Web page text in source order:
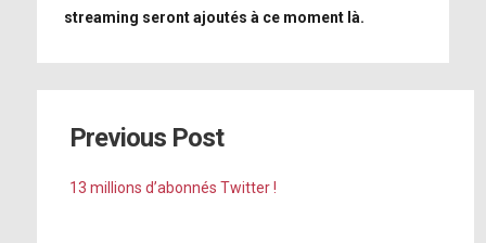
streaming seront ajoutés à ce moment là.
Previous Post
13 millions d’abonnés Twitter !